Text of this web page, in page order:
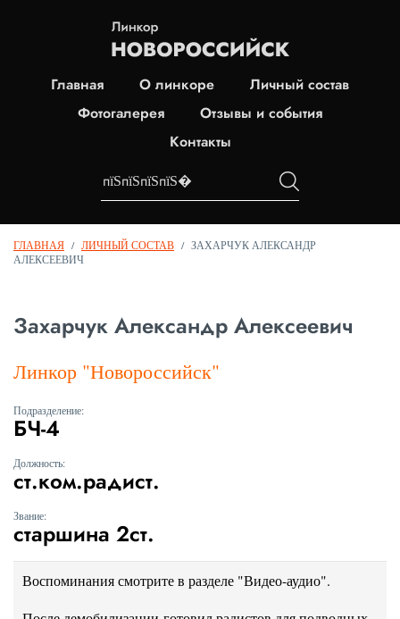
Главная О линкоре
Личный состав
Фотогалерея
Отзывы и события
Контакты
ГЛАВНАЯ / ЛИЧНЫЙ СОСТАВ / ЗАХАРЧУК АЛЕКСАНДР
АЛЕКСЕЕВИЧ
Захарчук Александр Алексеевич
Линкор "Новороссийск"
Подразделение:
БЧ-4
Должность:
ст.ком.радист.
Звание:
старшина 2ст.
Воспоминания смотрите в разделе "Видео-аудио".